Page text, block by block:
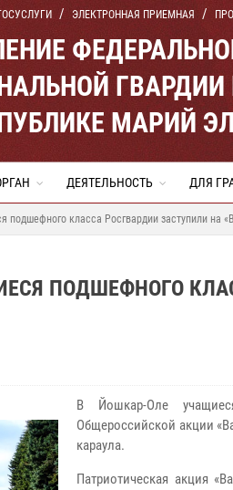
ЭЛЕКТРОННАЯ ПРИЕМНАЯ
МАРИЙ ЭЛ
ДЕЯТЕЛЬНОСТЬ ДЛЯ
подшефного класса Росгвардии заступили на
ПОДШЕФНОГО
В Йошкар-Оле
Общероссийской акции
караула.
Патриотическая акция